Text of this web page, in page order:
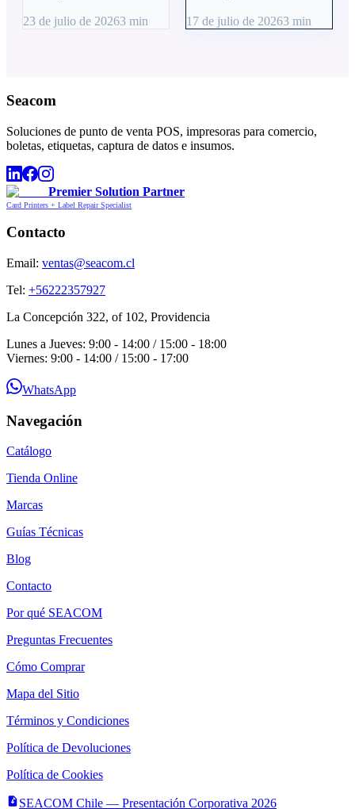
23 de julio de 20263 min 17 de julio de 20263 min
Seacom
Soluciones de punto de venta POS, impresoras para comercio,
boletas, etiquetas, captura de datos e insumos.
Premier Solution Partner
Card Printers + Label Repair Specialist
Contacto
Email: ventas@seacom.cl
Tel: +56222357927
La Concepción 322, of 102, Providencia
Lunes a Jueves: 9:00 - 14:00 / 15:00 - 18:00
Viernes: 9:00 - 14:00 / 15:00 - 17:00
WhatsApp
Navegación
Catálogo
Tienda Online
Marcas
Guías Técnicas
Blog
Contacto
Por qué SEACOM
Preguntas Frecuentes
Cómo Comprar
Mapa del Sitio
Términos y Condiciones
Política de Devoluciones
Política de Cookies
SEACOM Chile — Presentación Corporativa 2026